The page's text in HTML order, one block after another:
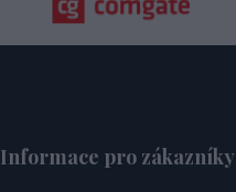
Informace pro zákazníky